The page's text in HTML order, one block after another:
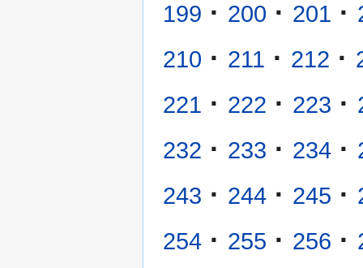
199 · 200 · 201 ·
210 · 211 · 212 ·
221 · 222 · 223 ·
232 · 233 · 234 ·
243 · 244 · 245 ·
254 · 255 · 256 ·